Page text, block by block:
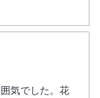
気でした。花